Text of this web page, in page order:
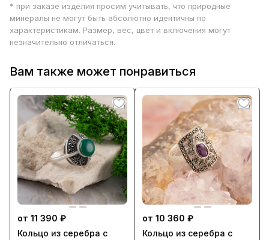
* при заказе изделия просим учитывать, что природные
минералы не могут быть абсолютно идентичны по
характеристикам. Размер, вес, цвет и включения могут
незначительно отличаться.
Вам также может понравиться
от 11 390 ₽
Кольцо из серебра с
от 10 360 ₽
Кольцо из серебра с